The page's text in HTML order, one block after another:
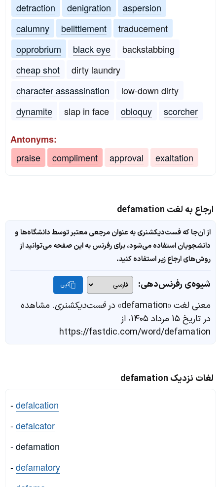
detraction
denigration
aspersion
calumny
belittlement
traducement
opprobrium
black eye
backstabbing
cheap shot
dirty laundry
character assassination
low-down dirty
dynamite
slap in face obloquy scorcher
Antonyms:
praise
compliment approval exaltation
ارجاع به لغت defamation
از آن‌جا که فست‌دیکشنری به عنوان مرجعی معتبر توسط دانشگاه‌ها و
دانشجویان استفاده می‌شود، برای رفرنس به این صفحه می‌توانید از
روش‌های ارجاع زیر استفاده کنید.
شیوه‌ی رفرنس‌دهی: کپی
معنی لغت «defamation» در فست‌دیکشنری. مشاهده
در تاریخ ۱۵ مرداد ۱۴۰۵، از
https://fastdic.com/word/defamation
لغات نزدیک defamation
-defalcation
-defalcator
- defamation
-defamatory